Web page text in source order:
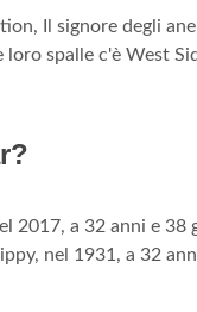
Il signore degli
loro spalle c'è West
2017, a 32 anni e 38
nel 1931, a 32